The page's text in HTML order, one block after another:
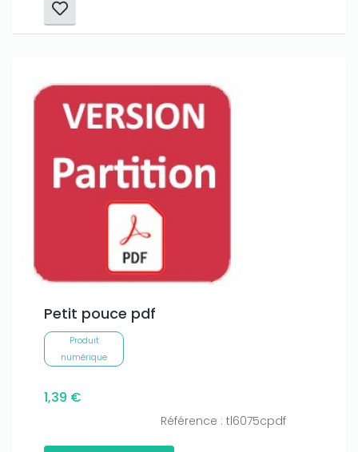
Petit pouce pdf
Produit
numérique
1,39 €
Référence : tl6075cpdf